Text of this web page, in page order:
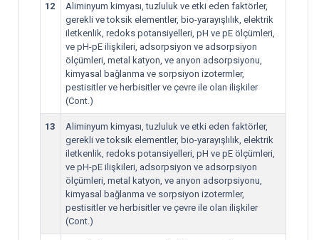
12
Aliminyum kimyası, tuzluluk ve etki eden faktörler,
gerekli ve toksik elementler, bio-yarayışlılık, elektrik
iletkenlik, redoks potansiyelleri, pH ve pE ölçümleri,
ve pH-pE ilişkileri, adsorpsiyon ve adsorpsiyon
ölçümleri, metal katyon, ve anyon adsorpsiyonu,
kimyasal bağlanma ve sorpsiyon izotermler,
pestisitler ve herbisitler ve çevre ile olan ilişkiler
(Cont.)
13
Aliminyum kimyası, tuzluluk ve etki eden faktörler,
gerekli ve toksik elementler, bio-yarayışlılık, elektrik
iletkenlik, redoks potansiyelleri, pH ve pE ölçümleri,
ve pH-pE ilişkileri, adsorpsiyon ve adsorpsiyon
ölçümleri, metal katyon, ve anyon adsorpsiyonu,
kimyasal bağlanma ve sorpsiyon izotermler,
pestisitler ve herbisitler ve çevre ile olan ilişkiler
(Cont.)